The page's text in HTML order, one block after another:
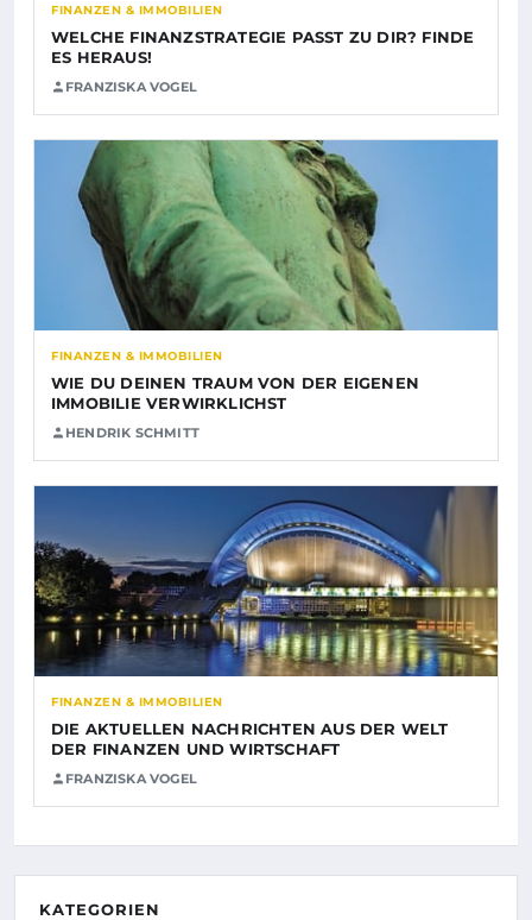
FINANZEN & IMMOBILIEN
WELCHE FINANZSTRATEGIE PASST ZU DIR? FINDE
ES HERAUS!
FRANZISKA VOGEL
FINANZEN & IMMOBILIEN
WIE DU DEINEN TRAUM VON DER EIGENEN
IMMOBILIE VERWIRKLICHST
HENDRIK SCHMITT
FINANZEN & IMMOBILIEN
DIE AKTUELLEN NACHRICHTEN AUS DER WELT
DER FINANZEN UND WIRTSCHAFT
FRANZISKA VOGEL
KATEGORIEN